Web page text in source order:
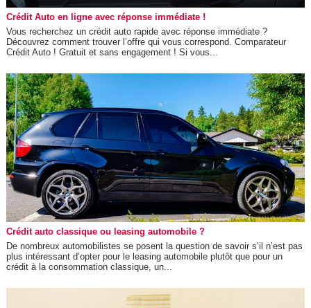
Crédit Auto en ligne avec réponse immédiate !
Vous recherchez un crédit auto rapide avec réponse immédiate ?
Découvrez comment trouver l’offre qui vous correspond. Comparateur
Crédit Auto ! Gratuit et sans engagement ! Si vous...
Crédit auto classique ou leasing automobile ?
De nombreux automobilistes se posent la question de savoir s’il n’est pas
plus intéressant d’opter pour le leasing automobile plutôt que pour un
crédit à la consommation classique, un...